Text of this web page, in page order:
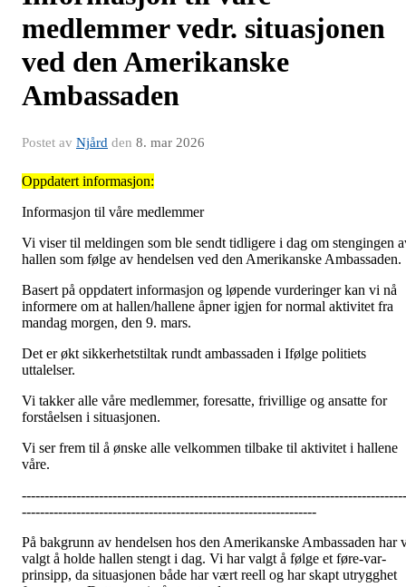
medlemmer vedr. situasjonen
ved den Amerikanske
Ambassaden
Postet av Njård den 8. mar 2026
Oppdatert informasjon:
Informasjon til våre medlemmer
Vi viser til meldingen som ble sendt tidligere i dag om stengingen
hallen som følge av hendelsen ved den Amerikanske Ambassaden.
Basert på oppdatert informasjon og løpende vurderinger kan vi nå
informere om at hallen/hallene åpner igjen for normal aktivitet fra
mandag morgen, den 9. mars.
Det er økt sikkerhetstiltak rundt ambassaden i Ifølge politiets
uttalelser.
Vi takker alle våre medlemmer, foresatte, frivillige og ansatte for
forståelsen i situasjonen.
Vi ser frem til å ønske alle velkommen tilbake til aktivitet i hallene
våre.
-----------------------------------------------------------------
På bakgrunn av hendelsen hos den Amerikanske Ambassaden har
valgt å holde hallen stengt i dag. Vi har valgt å følge et føre-var-
prinsipp, da situasjonen både har vært reell og har skapt utrygghet